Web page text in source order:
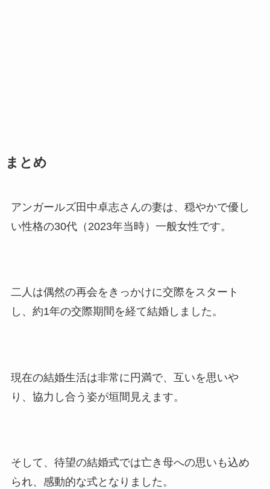
まとめ
アンガールズ田中卓志さんの妻は、穏やかで優し
い性格の30代（2023年当時）一般女性です。
二人は偶然の再会をきっかけに交際をスタート
し、約1年の交際期間を経て結婚しました。
現在の結婚生活は非常に円満で、互いを思いや
り、協力し合う姿が垣間見えます。
そして、待望の結婚式では亡き母への思いも込め
られ、感動的な式となりました。